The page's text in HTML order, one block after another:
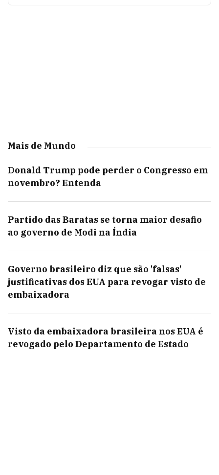
Mais de Mundo
Donald Trump pode perder o Congresso em
novembro? Entenda
Partido das Baratas se torna maior desafio
ao governo de Modi na Índia
Governo brasileiro diz que são 'falsas'
justificativas dos EUA para revogar visto de
embaixadora
Visto da embaixadora brasileira nos EUA é
revogado pelo Departamento de Estado